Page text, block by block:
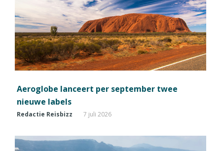
Aeroglobe lanceert per september twee
nieuwe labels
Redactie Reisbizz 7 juli 2026